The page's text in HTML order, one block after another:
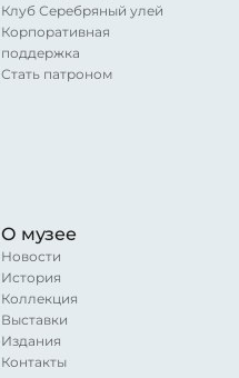
Клуб Серебряный улей
Корпоративная
поддержка
Стать патроном
О музее
Новости
История
Коллекция
Выставки
Издания
Контакты